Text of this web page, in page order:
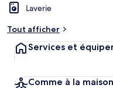
Laverie
Tout afficher
Services et
Comme à la maison